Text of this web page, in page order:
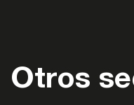
Otros